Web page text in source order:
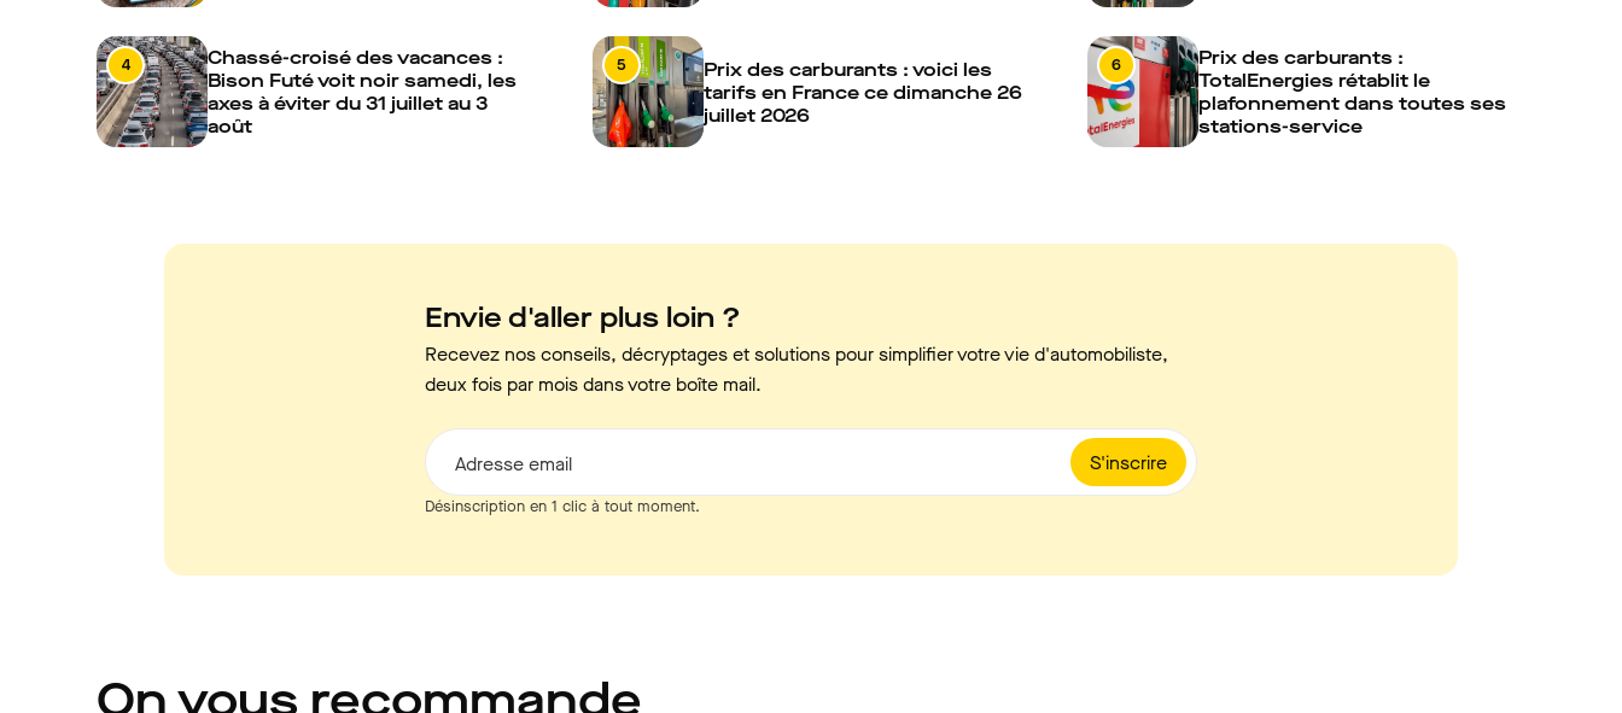
4
Chassé-croisé des vacances :
Bison Futé voit noir samedi, les
axes à éviter du 31 juillet au 3
août
5
Prix des carburants : voici les
tarifs en France ce dimanche 26
juillet 2026
6
Prix des carburants :
TotalEnergies rétablit le
plafonnement dans toutes ses
stations-service
Envie d'aller plus loin ?
Recevez nos conseils, décryptages et solutions pour simplifier votre vie d'automobiliste,
deux fois par mois dans votre boîte mail.
S'inscrire
Adresse email
Désinscription en 1 clic à tout moment.